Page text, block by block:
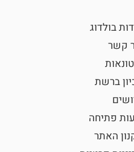
בולדוג
קשר
ברשת
פתיחה
האתר